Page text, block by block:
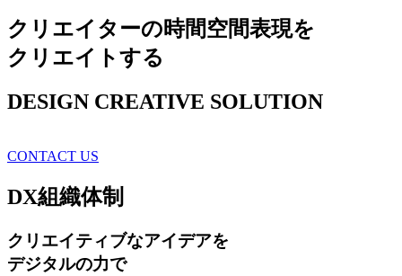
クリエイターの時間空間表現を
クリエイトする
DESIGN CREATIVE SOLUTION
CONTACT US
DX組織体制
クリエイティブなアイデアを
デジタルの力で